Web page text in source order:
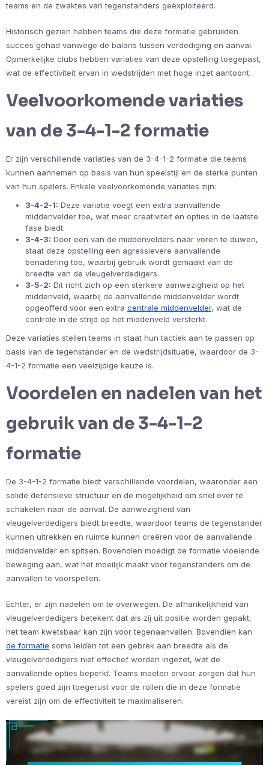
teams en de zwaktes van tegenstanders geëxploiteerd.
Historisch gezien hebben teams die deze formatie gebruikten
succes gehad vanwege de balans tussen verdediging en aanval.
Opmerkelijke clubs hebben variaties van deze opstelling toegepast,
wat de effectiviteit ervan in wedstrijden met hoge inzet aantoont.
Veelvoorkomende variaties
van de 3-4-1-2 formatie
Er zijn verschillende variaties van de 3-4-1-2 formatie die teams
kunnen aannemen op basis van hun speelstijl en de sterke punten
van hun spelers. Enkele veelvoorkomende variaties zijn:
3-4-2-1: Deze variatie voegt een extra aanvallende
middenvelder toe, wat meer creativiteit en opties in de laatste
fase biedt.
3-4-3: Door een van de middenvelders naar voren te duwen,
staat deze opstelling een agressievere aanvallende
benadering toe, waarbij gebruik wordt gemaakt van de
breedte van de vleugelverdedigers.
3-5-2: Dit richt zich op een sterkere aanwezigheid op het
middenveld, waarbij de aanvallende middenvelder wordt
opgeofferd voor een extra centrale middenvelder, wat de
controle in de strijd op het middenveld versterkt.
Deze variaties stellen teams in staat hun tactiek aan te passen op
basis van de tegenstander en de wedstrijdsituatie, waardoor de 3-
4-1-2 formatie een veelzijdige keuze is.
Voordelen en nadelen van het
gebruik van de 3-4-1-2
formatie
De 3-4-1-2 formatie biedt verschillende voordelen, waaronder een
solide defensieve structuur en de mogelijkheid om snel over te
schakelen naar de aanval. De aanwezigheid van
vleugelverdedigers biedt breedte, waardoor teams de tegenstander
kunnen uitrekken en ruimte kunnen creëren voor de aanvallende
middenvelder en spitsen. Bovendien moedigt de formatie vloeiende
beweging aan, wat het moeilijk maakt voor tegenstanders om de
aanvallen te voorspellen.
Echter, er zijn nadelen om te overwegen. De afhankelijkheid van
vleugelverdedigers betekent dat als zij uit positie worden gepakt,
het team kwetsbaar kan zijn voor tegenaanvallen. Bovendien kan
de formatie soms leiden tot een gebrek aan breedte als de
vleugelverdedigers niet effectief worden ingezet, wat de
aanvallende opties beperkt. Teams moeten ervoor zorgen dat hun
spelers goed zijn toegerust voor de rollen die in deze formatie
vereist zijn om de effectiviteit te maximaliseren.